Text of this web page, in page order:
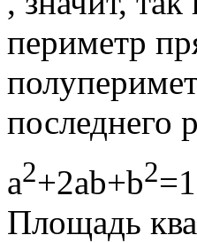
периметр
последнего
a2+2ab+b2
Площадь